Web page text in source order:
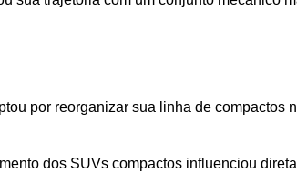
por reorganizar sua linha de
dos SUVs compactos influenciou